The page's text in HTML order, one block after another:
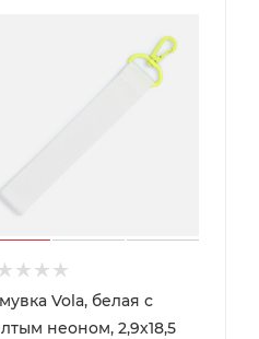
Vola, белая с
неоном, 2,9х18,5